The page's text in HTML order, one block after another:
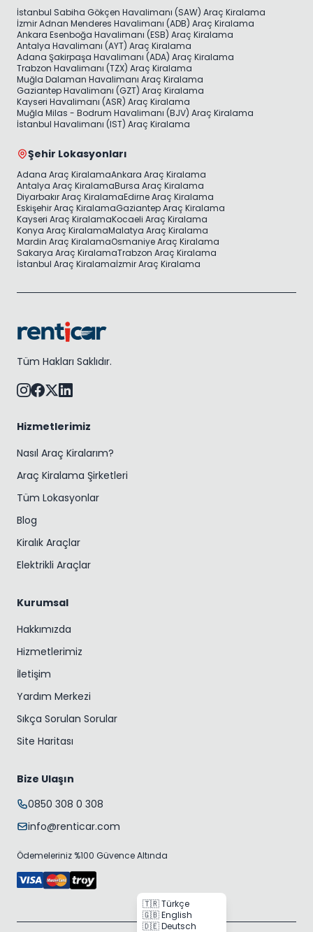
İstanbul Sabiha Gökçen Havalimanı (SAW) Araç Kiralama
İzmir Adnan Menderes Havalimanı (ADB) Araç Kiralama
Ankara Esenboğa Havalimanı (ESB) Araç Kiralama
Antalya Havalimanı (AYT) Araç Kiralama
Adana Şakirpaşa Havalimanı (ADA) Araç Kiralama
Trabzon Havalimanı (TZX) Araç Kiralama
Muğla Dalaman Havalimanı Araç Kiralama
Gaziantep Havalimanı (GZT) Araç Kiralama
Kayseri Havalimanı (ASR) Araç Kiralama
Muğla Milas - Bodrum Havalimanı (BJV) Araç Kiralama
İstanbul Havalimanı (IST) Araç Kiralama
Şehir Lokasyonları
Adana Araç KiralamaAnkara Araç Kiralama
Antalya Araç KiralamaBursa Araç Kiralama
Diyarbakır Araç KiralamaEdirne Araç Kiralama
Eskişehir Araç KiralamaGaziantep Araç Kiralama
Kayseri Araç KiralamaKocaeli Araç Kiralama
Konya Araç KiralamaMalatya Araç Kiralama
Mardin Araç KiralamaOsmaniye Araç Kiralama
Sakarya Araç KiralamaTrabzon Araç Kiralama
İstanbul Araç Kiralamaİzmir Araç Kiralama
Tüm Hakları Saklıdır.
Hizmetlerimiz
Nasıl Araç Kiralarım?
Araç Kiralama Şirketleri
Tüm Lokasyonlar
Blog
Kiralık Araçlar
Elektrikli Araçlar
Kurumsal
Hakkımızda
Hizmetlerimiz
İletişim
Yardım Merkezi
Sıkça Sorulan Sorular
Site Haritası
Bize Ulaşın
0850 308 0 308
info@renticar.com
Ödemeleriniz %100 Güvence Altında
🇹🇷 Türkçe
🇬🇧 English
🇩🇪 Deutsch